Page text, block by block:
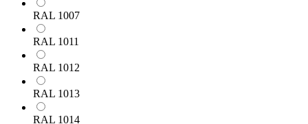
RAL 1007
RAL 1011
RAL 1012
RAL 1013
RAL 1014